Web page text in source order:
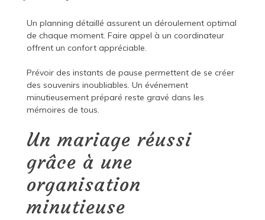
Un planning détaillé assurent un déroulement optimal
de chaque moment. Faire appel à un coordinateur
offrent un confort appréciable.
Prévoir des instants de pause permettent de se créer
des souvenirs inoubliables. Un événement
minutieusement préparé reste gravé dans les
mémoires de tous.
Un mariage réussi
grâce à une
organisation
minutieuse